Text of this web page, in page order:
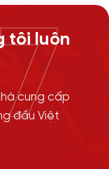
tôi luôn
cung cấp
đầu Việt